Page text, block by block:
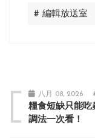
# 編輯放送室
八月 08, 2026
糧食短缺只能吃
調法一次看！